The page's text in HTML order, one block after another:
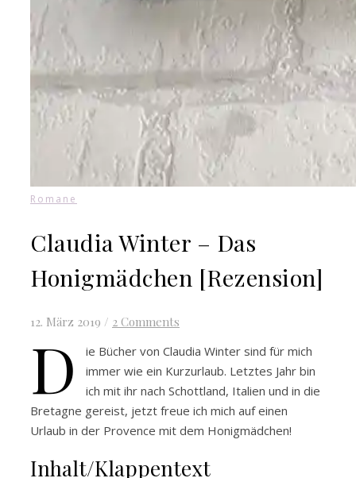
Romane
Claudia Winter – Das
Honigmädchen [Rezension]
12. März 2019 / 2 Comments
D
ie Bücher von Claudia Winter sind für mich
immer wie ein Kurzurlaub. Letztes Jahr bin
ich mit ihr nach Schottland, Italien und in die
Bretagne gereist, jetzt freue ich mich auf einen
Urlaub in der Provence mit dem Honigmädchen!
Inhalt/Klappentext